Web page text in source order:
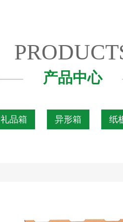
产品中心
礼品箱 异形箱 纸